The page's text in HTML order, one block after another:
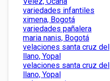
variedades infantiles
ximena, Bogotá
variedades pañalera
maria nanis, Bogotá
velaciones santa cruz del
llano, Yopal
velaciones santa cruz del
llano, Yopal